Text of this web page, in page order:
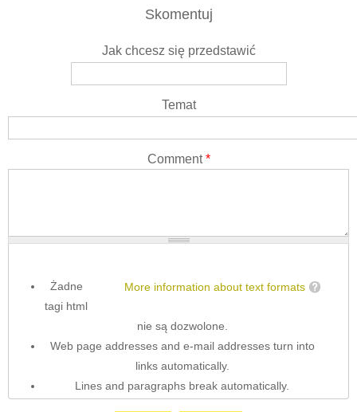
Skomentuj
Jak chcesz się przedstawić
Temat
Comment*
More information about text formats
Żadne
tagi html
nie są dozwolone.
Web page addresses and e-mail addresses turn into
links automatically.
Lines and paragraphs break automatically.